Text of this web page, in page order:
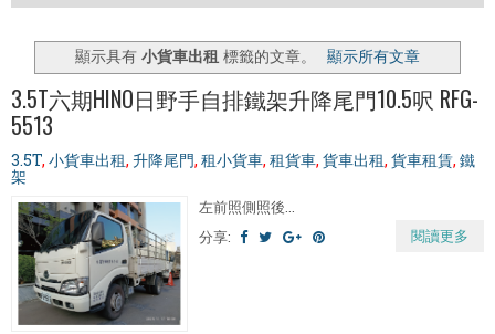
顯示具有小貨車出租 標籤的文章。 顯示所有文章
3.5T六期HINO日野手自排鐵架升降尾門10.5呎 RFG-
5513
3.5T, 小貨車出租, 升降尾門, 租小貨車, 租貨車, 貨車出租, 貨車租賃, 鐵
架
左前照側照後...
分享:
閱讀更多